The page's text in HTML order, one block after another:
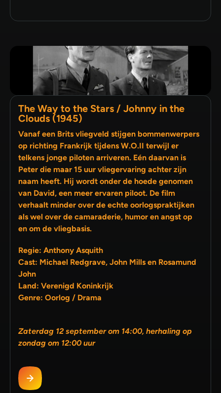
The Way to the Stars / Johnny in the
Clouds (1945)
Vanaf een Brits vliegveld stijgen bommenwerpers
op richting Frankrijk tijdens W.O.II terwijl er
telkens jonge piloten arriveren. Eén daarvan is
Peter die maar 15 uur vliegervaring achter zijn
naam heeft. Hij wordt onder de hoede genomen
van David, een meer ervaren piloot. De film
verhaalt minder over de echte oorlogspraktijken
als wel over de camaraderie, humor en angst op
en om de vliegbasis.
Regie: Anthony Asquith
Cast: Michael Redgrave, John Mills en Rosamund
John
Land: Verenigd Koninkrijk
Genre: Oorlog / Drama
Zaterdag 12 september om 14:00, herhaling op
zondag om 12:00 uur